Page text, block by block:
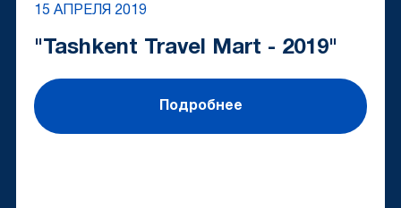
15 АПРЕЛЯ 2019
"Tashkent Travel Mart - 2019"
Подробнее